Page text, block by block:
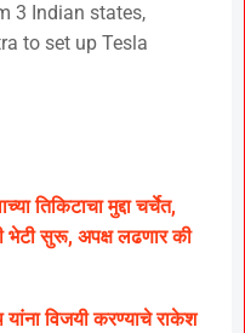
3 Indian states,
to set up Tesla
तिकिटाचा मुद्दा चर्चेत,
भेटी सुरू, अपक्ष लढणार की
विजयी करण्याचे राकेश